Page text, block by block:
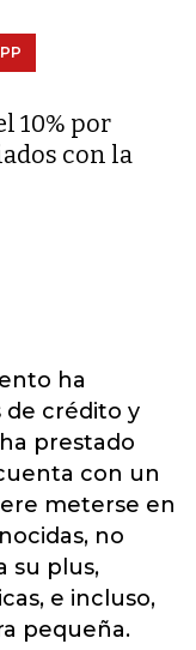
10% por
con la
ha
de crédito y
prestado
con un
meterse en
no
su plus,
e incluso,
pequeña.